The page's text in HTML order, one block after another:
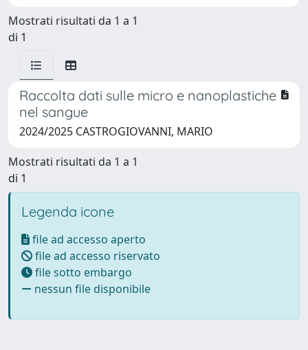
Mostrati risultati da 1 a 1
di 1
Raccolta dati sulle micro e nanoplastiche
nel sangue
2024/2025 CASTROGIOVANNI, MARIO
Mostrati risultati da 1 a 1
di 1
Legenda icone
file ad accesso aperto
file ad accesso riservato
file sotto embargo
nessun file disponibile